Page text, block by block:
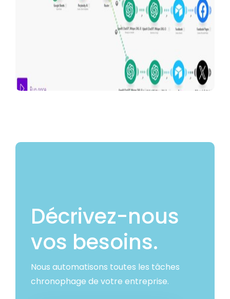
Décrivez-nous
vos besoins.
Nous automatisons toutes les tâches
chronophage de votre entreprise.